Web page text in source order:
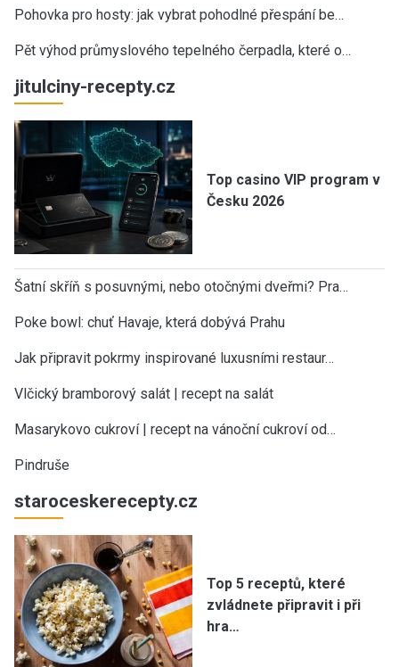
Pohovka pro hosty: jak vybrat pohodlné přespání be…
Pět výhod průmyslového tepelného čerpadla, které o…
jitulciny-recepty.cz
Top casino VIP program v
Česku 2026
Šatní skříň s posuvnými, nebo otočnými dveřmi? Pra…
Poke bowl: chuť Havaje, která dobývá Prahu
Jak připravit pokrmy inspirované luxusními restaur…
Vlčický bramborový salát | recept na salát
Masarykovo cukroví | recept na vánoční cukroví od…
Pindruše
staroceskerecepty.cz
Top 5 receptů, které
zvládnete připravit i při
hra…